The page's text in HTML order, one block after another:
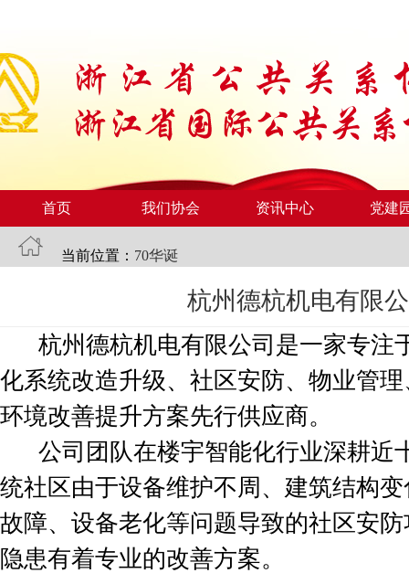
首页 我们协会 资讯中心 党建
当前位置： 70华诞
杭州德杭机电有限
杭州德杭机电有限公司是一家专注
化系统改造升级、社区安防、物业管
环境改善提升方案先行供应商。
公司团队在楼宇智能化行业深耕近
统社区由于设备维护不周、建筑结构
故障、设备老化等问题导致的社区安
隐患有着专业的改善方案。